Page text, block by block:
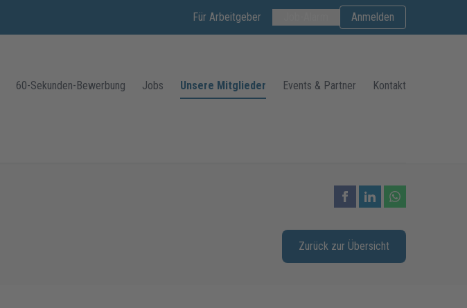
Für Arbeitgeber Anmelden
60-Sekunden-Bewerbung Jobs Unsere Mitglieder Events & Partner Kontakt
Zurück zur Übersicht